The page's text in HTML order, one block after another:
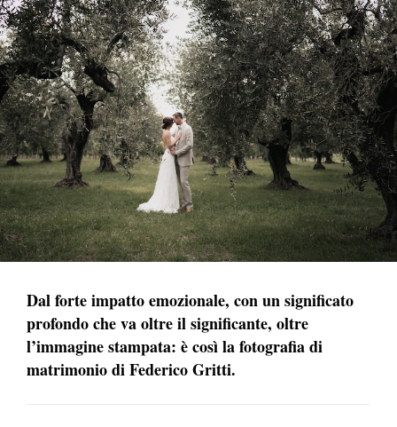
Dal forte impatto emozionale, con un significato
profondo che va oltre il significante, oltre
l’immagine stampata: è così la fotografia di
matrimonio di Federico Gritti.